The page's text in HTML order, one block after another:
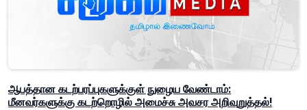
ஆபத்தான கடற்பரப்புகளுக்குள் நுழைய வேண்டாம்:
மீனவர்களுக்கு கடற்றொழில் அமைச்சு அவசர அறிவுறுத்தல்!